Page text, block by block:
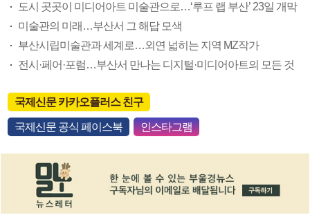
도시 곳곳이 미디어아트 미술관으로…‘루프 랩 부산’ 23일 개막
미술관의 미래…부산서 그 해답 모색
부산시립미술관과 세계로…외연 넓히는 지역 MZ작가
전시·페어·포럼…부산서 만나는 디지털·미디어아트의 모든 것
국제신문 카카오플러스 친구
국제신문 공식 페이스북 인스타그램